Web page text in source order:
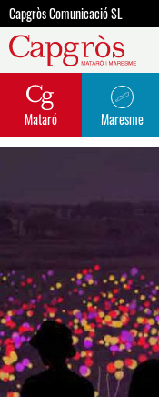
Capgròs Comunicació SL
Mataró Maresme